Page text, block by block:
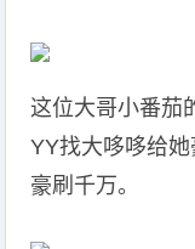
这位大哥小番茄
YY找大哆哆给
豪刷千万。